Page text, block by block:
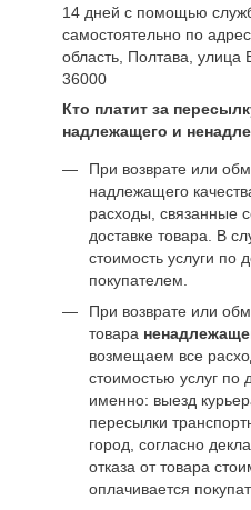
14 дней с помощью
самостоятельно по
область, Полтава, улица
36000
Кто платит за
надлежащего и
При возврате или
надлежащего
расходы, связанные
доставке товара. В
стоимость услуги по
покупателем.
При возврате или
товара
возмещаем все
стоимостью услуг по
именно: выезд
пересылки
город, согласно
отказа от товара
оплачивается